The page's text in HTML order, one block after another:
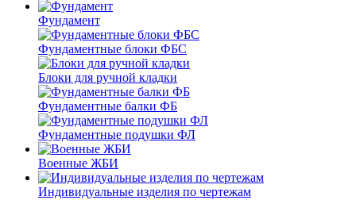
Фундамент
Фундаментные блоки ФБС
Блоки для ручной кладки
Фундаментные балки ФБ
Фундаментные подушки ФЛ
Военные ЖБИ
Индивидуальные изделия по чертежам